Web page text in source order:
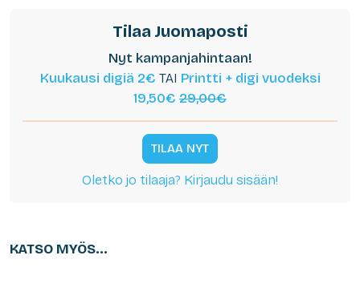
Tilaa Juomaposti
Nyt kampanjahintaan!
Kuukausi digiä 2€ TAI Printti + digi vuodeksi
19,50€ 29,00€
TILAA NYT
Oletko jo tilaaja? Kirjaudu sisään!
KATSO MYÖS...